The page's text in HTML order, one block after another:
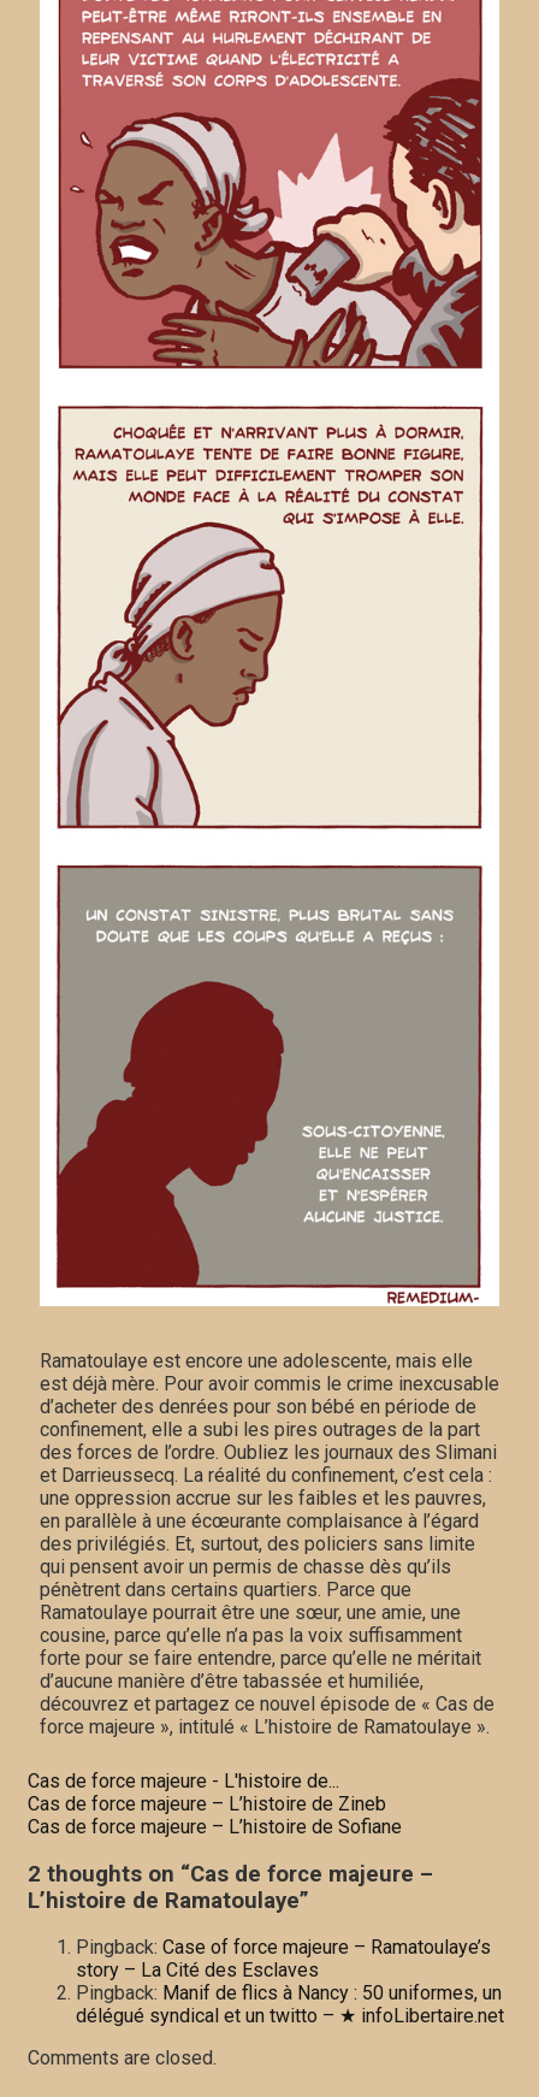
Ramatoulaye est encore une adolescente, mais elle
est déjà mère. Pour avoir commis le crime inexcusable
d’acheter des denrées pour son bébé en période de
confinement, elle a subi les pires outrages de la part
des forces de l’ordre. Oubliez les journaux des Slimani
et Darrieussecq. La réalité du confinement, c’est cela :
une oppression accrue sur les faibles et les pauvres,
en parallèle à une écœurante complaisance à l’égard
des privilégiés. Et, surtout, des policiers sans limite
qui pensent avoir un permis de chasse dès qu’ils
pénètrent dans certains quartiers. Parce que
Ramatoulaye pourrait être une sœur, une amie, une
cousine, parce qu’elle n’a pas la voix suffisamment
forte pour se faire entendre, parce qu’elle ne méritait
d’aucune manière d’être tabassée et humiliée,
découvrez et partagez ce nouvel épisode de « Cas de
force majeure », intitulé « L’histoire de Ramatoulaye ».
Cas de force majeure - L'histoire de...
Cas de force majeure – L’histoire de Zineb
Cas de force majeure – L’histoire de Sofiane
2 thoughts on “Cas de force majeure –
L’histoire de Ramatoulaye”
Pingback: Case of force majeure – Ramatoulaye’s
story – La Cité des Esclaves
Pingback: Manif de flics à Nancy : 50 uniformes, un
délégué syndical et un twitto – ★ infoLibertaire.net
Comments are closed.